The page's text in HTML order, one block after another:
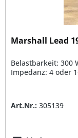
Marshall Lead
Belastbarkeit: 300
Impedanz: 4 oder
Art.Nr.: 305139